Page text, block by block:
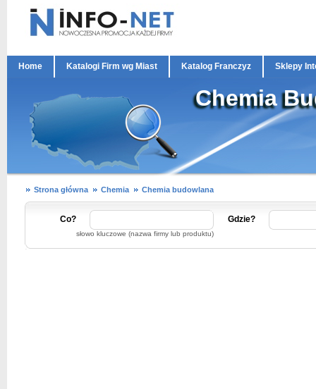
Home Katalogi Firm wg Miast Katalog Franczyz Sklepy
Chemia
Strona główna Chemia Chemia budowlana
Co?
słowo kluczowe (nazwa firmy lub produktu)
Gdzie?